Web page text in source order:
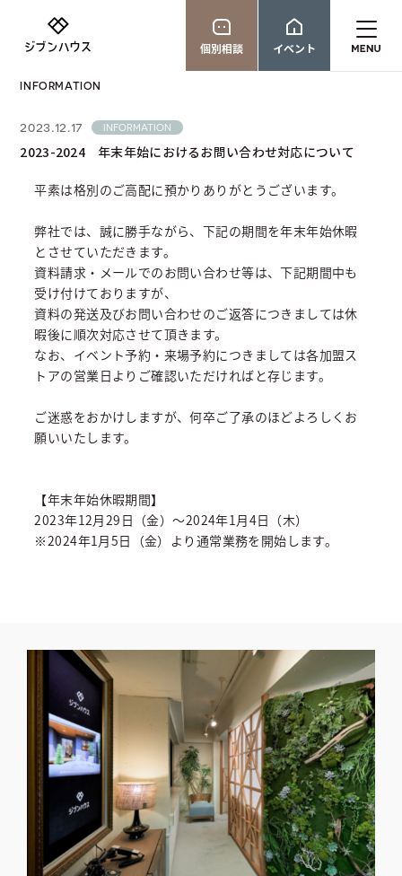
個別相談 イベント
INFORMATION
2023.12.17 INFORMATION
2023-2024 年末年始におけるお問い合わせ対応について
平素は格別のご高配に預かりありがとうございます。
弊社では、誠に勝手ながら、下記の期間を年末年始休暇
とさせていただきます。
資料請求・メールでのお問い合わせ等は、下記期間中も
受け付けておりますが、
資料の発送及びお問い合わせのご返答につきましては休
暇後に順次対応させて頂きます。
なお、イベント予約・来場予約につきましては各加盟ス
トアの営業日よりご確認いただければと存じます。
ご迷惑をおかけしますが、何卒ご了承のほどよろしくお
願いいたします。
【年末年始休暇期間】
2023年12月29日（金）～2024年1月4日（木）
※2024年1月5日（金）より通常業務を開始します。